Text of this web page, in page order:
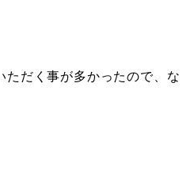
ただく事が多かったので、な